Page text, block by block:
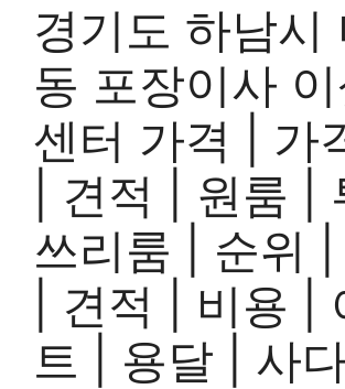
경기도 하남시
동 포장이사
센터 가격 | 가
| 견적 | 원룸 |
쓰리룸 | 순위 |
| 견적 | 비용 |
트 | 용달 | 사